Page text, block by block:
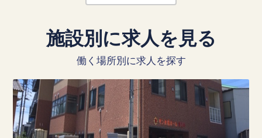
施設別に求人を見る
働く場所別に求人を探す